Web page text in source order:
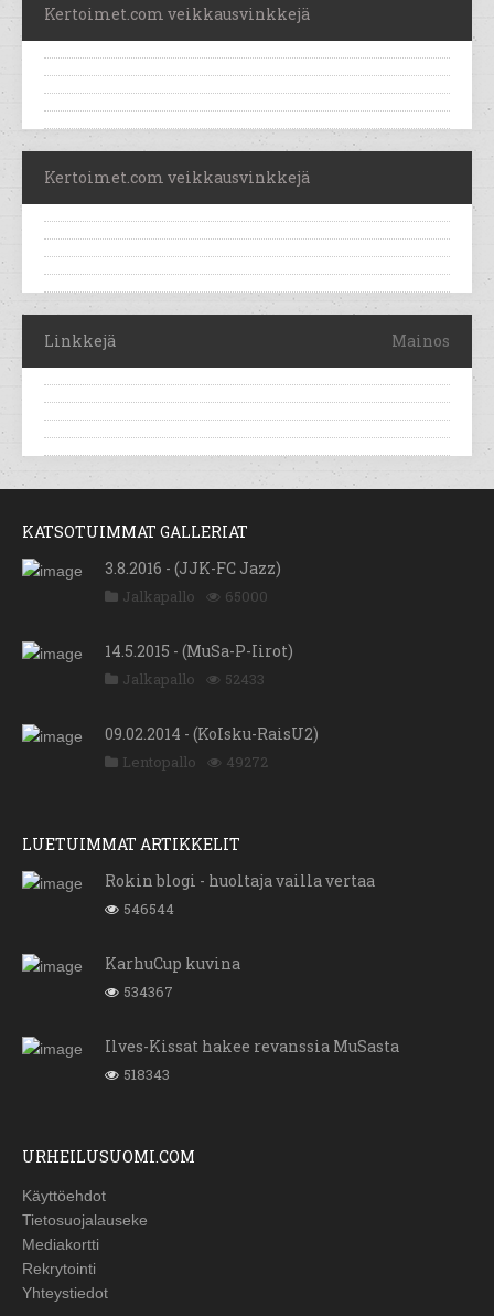
Kertoimet.com veikkausvinkkejä
Kertoimet.com veikkausvinkkejä
Linkkejä Mainos
KATSOTUIMMAT GALLERIAT
3.8.2016 - (JJK-FC Jazz)
Jalkapallo 65000
14.5.2015 - (MuSa-P-Iirot)
Jalkapallo 52433
09.02.2014 - (KoIsku-RaisU2)
Lentopallo 49272
LUETUIMMAT ARTIKKELIT
Rokin blogi - huoltaja vailla vertaa
546544
KarhuCup kuvina
534367
Ilves-Kissat hakee revanssia MuSasta
518343
URHEILUSUOMI.COM
Käyttöehdot
Tietosuojalauseke
Mediakortti
Rekrytointi
Yhteystiedot